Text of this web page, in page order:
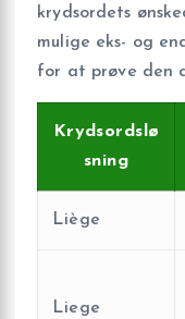
krydsordets
mulige eks- og
for at prøve den
Krydsordslø
sning
Liège
Liege